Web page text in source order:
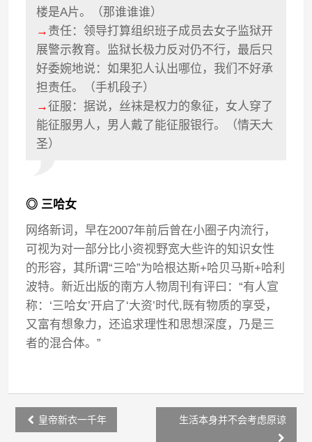
楼是A片。（那谁谁谁）
→ 责任：领导打算组织班子成员去女子监狱开
展警示教育。监狱长极力反对仍不行，最后只
好委婉地说：如果犯人认出哪位，我们不好承
担责任。（手机段子）
→征服：据说，丝袜是权力的象征，女人穿了
能征服男人，男人戴了能征服银行。（情天大
圣）
◎ 三哈女
网络新词，早在2007年前后曾在小圈子内流行，
可视为对一部分比小资视野宽大些许的知识女性
的形容，其所谓“三哈”为哈根达斯+哈贝马斯+哈利
波特。新近出版的南方人物周刊有评曰：“有人宣
称：‘三哈女’开启了‘大资’时代,既有物质的享受，
又富有想象力，还追求理性和思想深度，乃是三
者的混合体。”
Post
navigation
皇帝新衣一千年 生活本身并不会考虑原谅